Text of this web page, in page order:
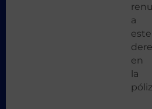
a
este
en
la